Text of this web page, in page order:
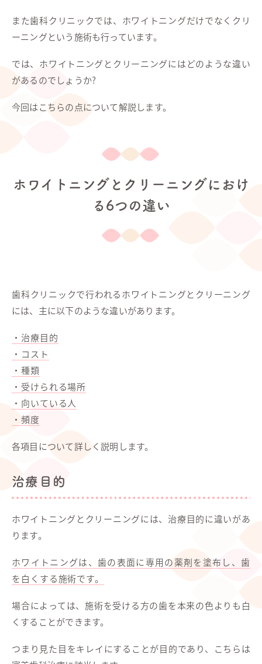
また歯科クリニックでは、ホワイトニングだけでなくクリ
ーニングという施術も行っています。
では、ホワイトニングとクリーニングにはどのような違い
があるのでしょうか?
今回はこちらの点について解説します。
ホワイトニングとクリーニングにおけ
る6つの違い
歯科クリニックで行われるホワイトニングとクリーニング
には、主に以下のような違いがあります。
・治療目的
・コスト
・種類
・受けられる場所
・向いている人
・頻度
各項目について詳しく説明します。
治療目的
ホワイトニングとクリーニングには、治療目的に違いがあ
ります。
ホワイトニングは、歯の表面に専用の薬剤を塗布し、歯
を白くする施術です。
場合によっては、施術を受ける方の歯を本来の色よりも白
くすることができます。
つまり見た目をキレイにすることが目的であり、こちらは